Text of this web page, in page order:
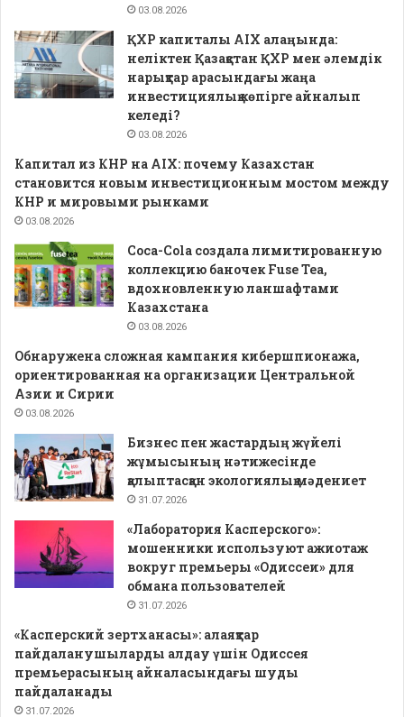
03.08.2026
ҚХР капиталы AIX алаңында:
неліктен Қазақстан ҚХР мен әлемдік
нарықтар арасындағы жаңа
инвестициялық көпірге айналып
келеді?
03.08.2026
Капитал из КНР на AIX: почему Казахстан
становится новым инвестиционным мостом между
КНР и мировыми рынками
03.08.2026
Coca-Cola создала лимитированную
коллекцию баночек Fuse Tea,
вдохновленную ланшафтами
Казахстана
03.08.2026
Обнаружена сложная кампания кибершпионажа,
ориентированная на организации Центральной
Азии и Сирии
03.08.2026
Бизнес пен жастардың жүйелі
жұмысының нәтижесінде
қалыптасқан экологиялық мәдениет
31.07.2026
«Лаборатория Касперского»:
мошенники используют ажиотаж
вокруг премьеры «Одиссеи» для
обмана пользователей
31.07.2026
«Касперский зертханасы»: алаяқтар
пайдаланушыларды алдау үшін Одиссея
премьерасының айналасындағы шуды
пайдаланады
31.07.2026